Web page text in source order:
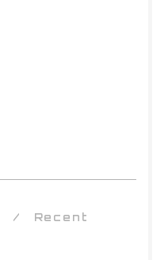
Recent